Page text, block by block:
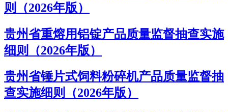
则（2026年版）
贵州省重熔用铝锭产品质量监督抽查实施
细则（2026年版）
贵州省锤片式饲料粉碎机产品质量监督抽
查实施细则（2026年版）